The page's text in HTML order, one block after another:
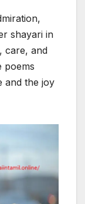
shayari in
care, and
poems
and the joy